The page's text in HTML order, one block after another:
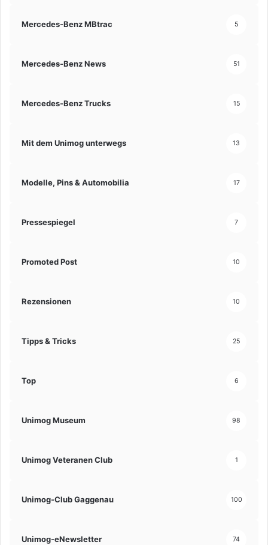
Mercedes-Benz MBtrac 5
Mercedes-Benz News 51
Mercedes-Benz Trucks 15
Mit dem Unimog unterwegs 13
Modelle, Pins & Automobilia 17
Pressespiegel 7
Promoted Post 10
Rezensionen 10
Tipps & Tricks 25
Top 6
Unimog Museum 98
Unimog Veteranen Club 1
Unimog-Club Gaggenau 100
Unimog-eNewsletter 74